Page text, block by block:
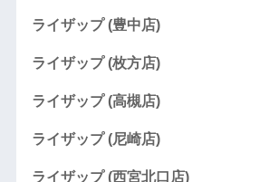
ライザップ (豊中店)
ライザップ (枚方店)
ライザップ (高槻店)
ライザップ (尼崎店)
ライザップ (西宮北口店)